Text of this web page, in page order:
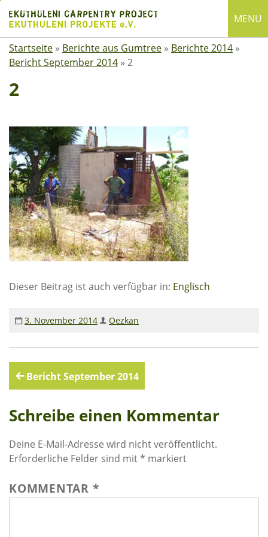
content
MENU
English
Deutsch
nach:
ÜBER EKUTHULENI
Startseite
Über uns
Satzung
Mitgliedschaft
Spenden
Rechenschaftsberichte
Ausbildung in Ekuthuleni
Berichte aus Gumtree
INFORMATIONEN
Aktuelles
Rundbriefe
Termine
Startseite » Berichte aus Gumtree » Berichte 2014 »
Bericht September 2014 » 2
2
Dieser Beitrag ist auch verfügbar in: Englisch
3. November 2014 Oezkan
Beitragsnavigation
Bericht September 2014
Schreibe einen Kommentar
Deine E-Mail-Adresse wird nicht veröffentlicht.
Erforderliche Felder sind mit* markiert
KOMMENTAR *